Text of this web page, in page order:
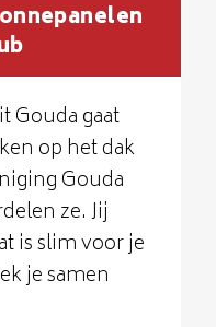
Gouda gaat
op het dak
Gouda
ze. Jij
is slim voor je
je samen